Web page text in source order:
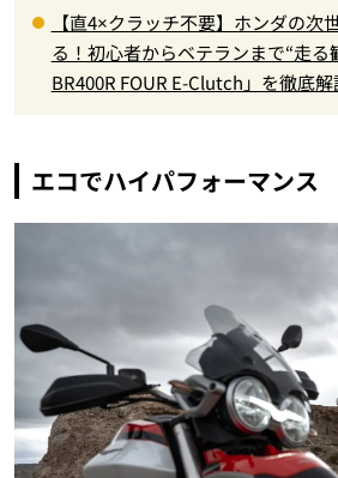
【直4×クラッチ不要】ホンダの次
る！初心者からベテランまで“走る
BR400R FOUR E-Clutch」を徹底解
エコでハイパフォーマンス